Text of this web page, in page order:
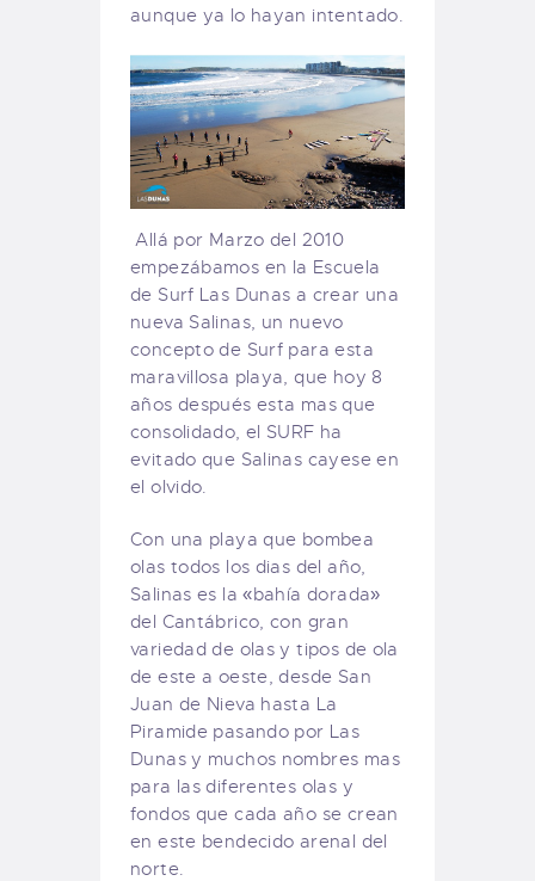
aunque ya lo hayan intentado.
Allá por Marzo del 2010
empezábamos en la Escuela
de Surf Las Dunas a crear una
nueva Salinas, un nuevo
concepto de Surf para esta
maravillosa playa, que hoy 8
años después esta mas que
consolidado, el SURF ha
evitado que Salinas cayese en
el olvido.
Con una playa que bombea
olas todos los dias del año,
Salinas es la «bahía dorada»
del Cantábrico, con gran
variedad de olas y tipos de ola
de este a oeste, desde San
Juan de Nieva hasta La
Piramide pasando por Las
Dunas y muchos nombres mas
para las diferentes olas y
fondos que cada año se crean
en este bendecido arenal del
norte.